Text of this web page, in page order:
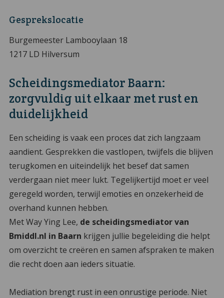
Scheidingsmediator Baarn:
zorgvuldig uit elkaar met rust en
duidelijkheid
Een scheiding is vaak een proces dat zich langzaam
aandient. Gesprekken die vastlopen, twijfels die blijven
terugkomen en uiteindelijk het besef dat samen
verdergaan niet meer lukt. Tegelijkertijd moet er veel
geregeld worden, terwijl emoties en onzekerheid de
overhand kunnen hebben.
Met Way Ying Lee, de scheidingsmediator van
Bmiddl.nl in Baarn krijgen jullie begeleiding die helpt
om overzicht te creëren en samen afspraken te maken
die recht doen aan ieders situatie.
Mediation brengt rust in een onrustige periode. Niet
Gesprekslocatie
Burgemeester Lambooylaan 18
1217 LD Hilversum